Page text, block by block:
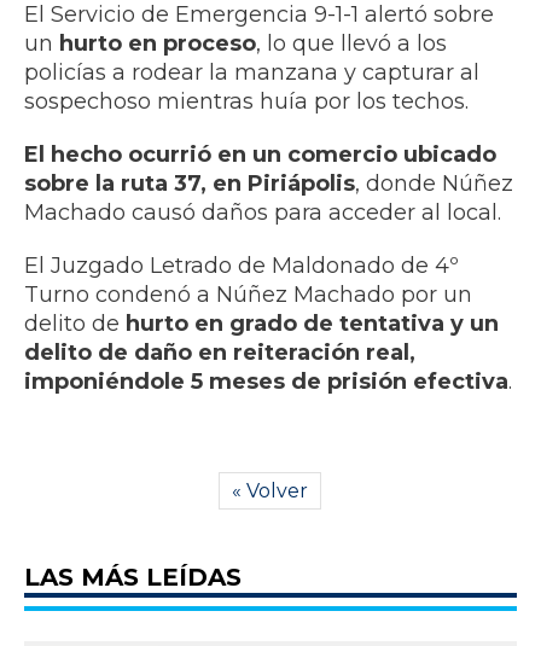
El Servicio de Emergencia 9-1-1 alertó sobre
un hurto en proceso, lo que llevó a los
policías a rodear la manzana y capturar al
sospechoso mientras huía por los techos.
El hecho ocurrió en un comercio ubicado
sobre la ruta 37, en Piriápolis, donde Núñez
Machado causó daños para acceder al local.
El Juzgado Letrado de Maldonado de 4º
Turno condenó a Núñez Machado por un
delito de hurto en grado de tentativa y un
delito de daño en reiteración real,
imponiéndole 5 meses de prisión efectiva.
« Volver
LAS MÁS LEÍDAS